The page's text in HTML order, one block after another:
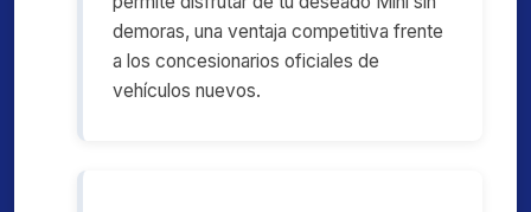
demoras, una ventaja competitiva frente
a los concesionarios oficiales de
vehículos nuevos.